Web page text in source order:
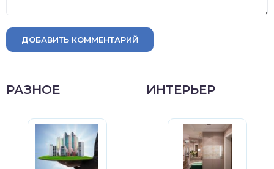
ДОБАВИТЬ КОММЕНТАРИЙ
РАЗНОЕ ИНТЕРЬЕР